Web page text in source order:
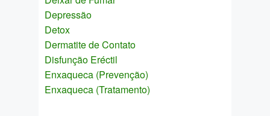
Depressão
Detox
Dermatite de Contato
Disfunção Eréctil
Enxaqueca (Prevenção)
Enxaqueca (Tratamento)